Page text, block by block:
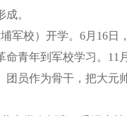
。
校）开学。6月16日
青年到军校学习。11
员作为骨干，把大元